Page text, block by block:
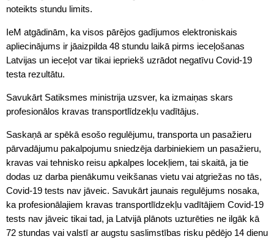
noteikts stundu limits.
IeM atgādinām, ka visos pārējos gadījumos elektroniskais
apliecinājums ir jāaizpilda 48 stundu laikā pirms ieceļošanas
Latvijas un ieceļot var tikai iepriekš uzrādot negatīvu Covid-19
testa rezultātu.
Savukārt Satiksmes ministrija uzsver, ka izmaiņas skars
profesionālos kravas transportlīdzekļu vadītājus.
Saskaņā ar spēkā esošo regulējumu, transporta un pasažieru
pārvadājumu pakalpojumu sniedzēja darbiniekiem un pasažieru,
kravas vai tehnisko reisu apkalpes locekļiem, tai skaitā, ja tie
dodas uz darba pienākumu veikšanas vietu vai atgriežas no tās,
Covid-19 tests nav jāveic. Savukārt jaunais regulējums nosaka,
ka profesionālajiem kravas transportlīdzekļu vadītājiem Covid-19
tests nav jāveic tikai tad, ja Latvijā plānots uzturēties ne ilgāk kā
72 stundas vai valstī ar augstu saslimstības risku pēdējo 14 dienu